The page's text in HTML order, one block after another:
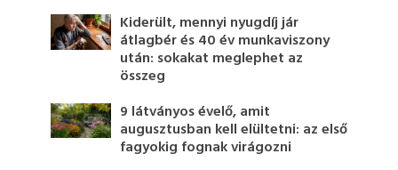
Kiderült, mennyi nyugdíj jár
átlagbér és 40 év munkaviszony
után: sokakat meglephet az
összeg
9 látványos évelő, amit
augusztusban kell elültetni: az első
fagyokig fognak virágozni